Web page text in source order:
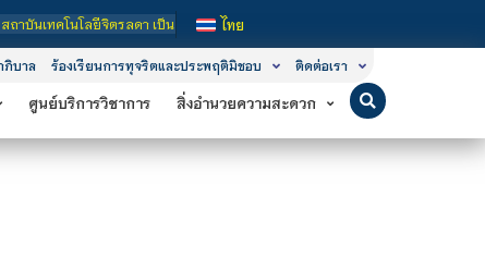
เทคโนโลยีจิตรลดา เป็นสถาบันอุดมศึกษาในกำกับของรัฐ เปิดหลักสูตรการเรียนก
ไทย
ภิบาล ร้องเรียนการทุจริตและประพฤติมิชอบ ติดต่อเรา
ศูนย์บริการวิชาการ สิ่งอำนวยความสะดวก